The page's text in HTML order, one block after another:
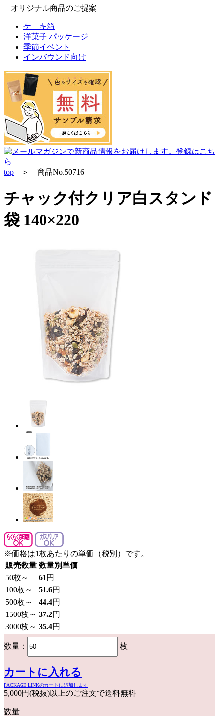
オリジナル商品のご提案
ケーキ箱
洋菓子 パッケージ
季節イベント
インバウンド向け
top ＞ 商品No.50716
チャック付クリア白スタンド
袋 140×220
※価格は1枚あたりの単価（税別）です。
販売数量 数量別単価
50枚～ 61 円
100枚～ 51.6円
500枚～ 44.4円
1500枚～ 37.2円
3000枚～ 35.4円
数量： 枚
カートに入れる
PACKAGE LINKのカートに追加します
5,000円(税抜)以上のご注文で送料無料
数量